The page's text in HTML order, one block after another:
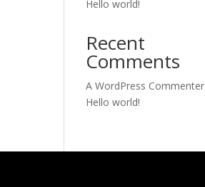
Hello world!
Recent
Comments
A WordPress Commenter
Hello world!